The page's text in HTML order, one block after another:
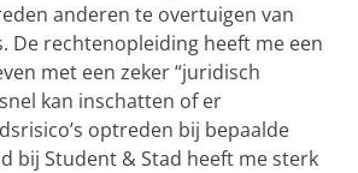
anderen te overtuigen van
De rechtenopleiding heeft me een
met een zeker “juridisch
kan inschatten of er
optreden bij bepaalde
bij Student & Stad heeft me sterk